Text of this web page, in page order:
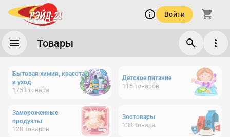
Войти
Товары
Бытовая химия, красота
и уход
1753 товара
Детское питание
115 товаров
Замороженные
продукты
128 товаров
Зоотовары
133 товара